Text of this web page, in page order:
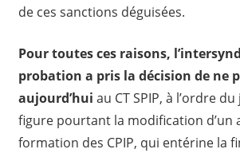
de ces sanctions déguisées.
Pour toutes ces raisons,
probation a pris la décision de ne
aujourd’hui au CT SPIP, à l’ordre
figure pourtant la modification d’un
formation des CPIP, qui entérine la